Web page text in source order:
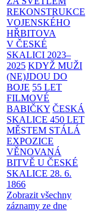
REKONSTRUKCE
VOJENSKÉHO
HŘBITOVA
V ČESKÉ
SKALICI 2023–
2025 KDYŽ MUŽI
(NE)JDOU DO
BOJE 55 LET
FILMOVÉ
BABIČKY ČESKÁ
SKALICE 450 LET
MĚSTEM STÁLÁ
EXPOZICE
VĚNOVANÁ
BITVĚ U ČESKÉ
SKALICE 28. 6.
1866
Zobrazit všechny
záznamy ze dne